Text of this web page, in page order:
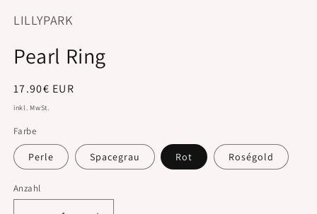
LILLYPARK
Pearl Ring
Normaler
Preis
17.90€ EUR
inkl. MwSt.
Farbe
Perle Spacegrau Rot Roségold
Anzahl